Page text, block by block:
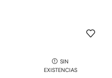
SIN
EXISTENCIAS